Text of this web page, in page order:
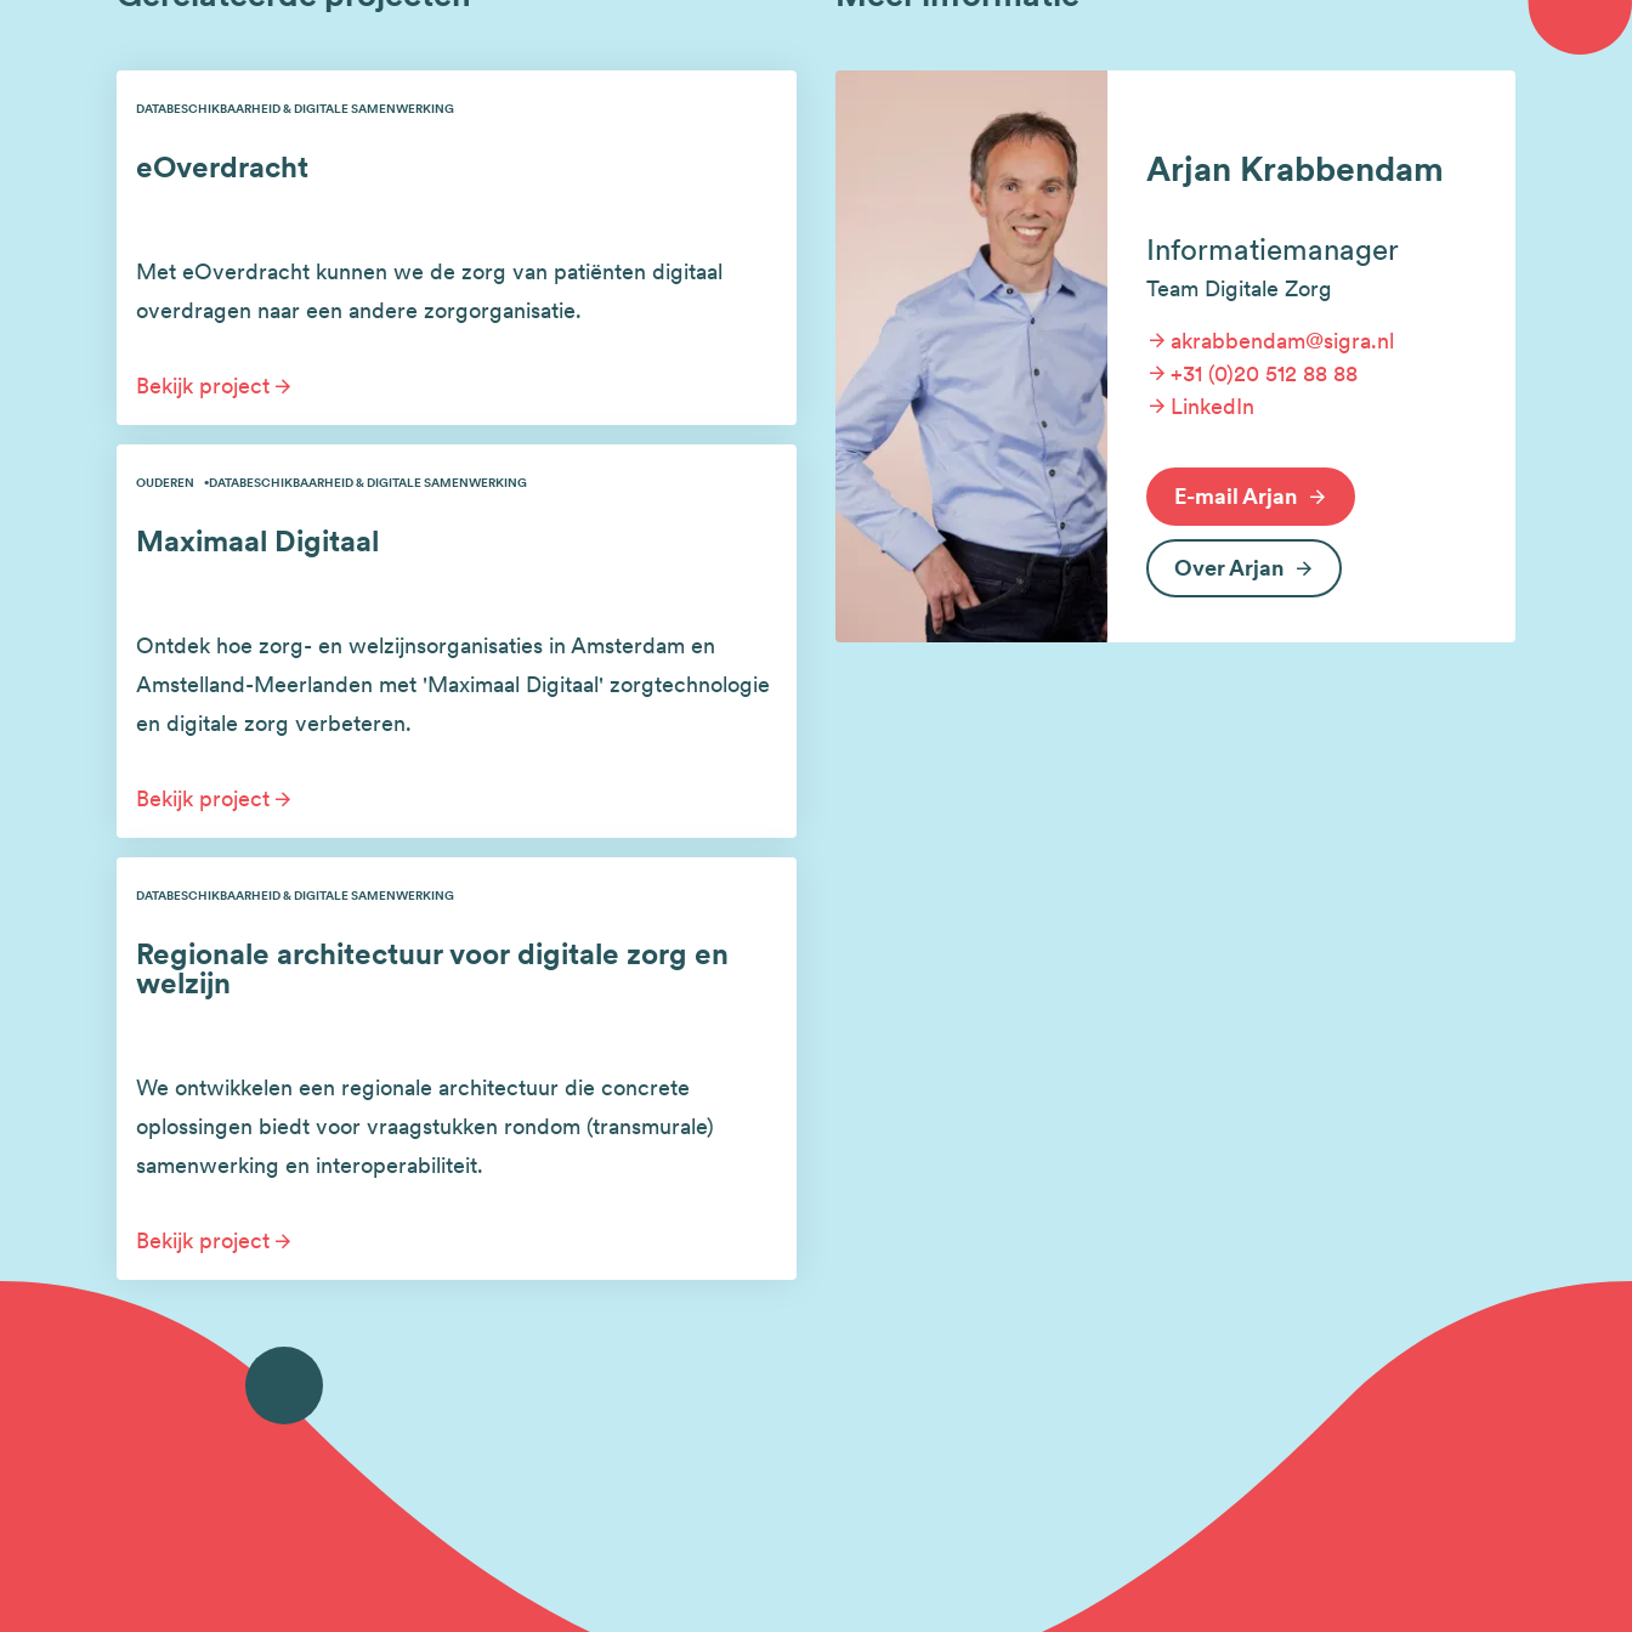
eOverdracht
DATABESCHIKBAARHEID & DIGITALE SAMENWERKING
Met eOverdracht kunnen we de zorg van patiënten digitaal
overdragen naar een andere zorgorganisatie.
Bekijk project
Maximaal Digitaal
OUDEREN DATABESCHIKBAARHEID & DIGITALE SAMENWERKING
Ontdek hoe zorg- en welzijnsorganisaties in Amsterdam en
Amstelland-Meerlanden met 'Maximaal Digitaal' zorgtechnologie
en digitale zorg verbeteren.
Bekijk project
Regionale architectuur voor digitale zorg en
welzijn
DATABESCHIKBAARHEID & DIGITALE SAMENWERKING
We ontwikkelen een regionale architectuur die concrete
oplossingen biedt voor vraagstukken rondom (transmurale)
samenwerking en interoperabiliteit.
Bekijk project
Arjan Krabbendam
Informatiemanager
Team Digitale Zorg
akrabbendam@sigra.nl
+31 (0)20 512 88 88
LinkedIn
E-mail Arjan
Over Arjan